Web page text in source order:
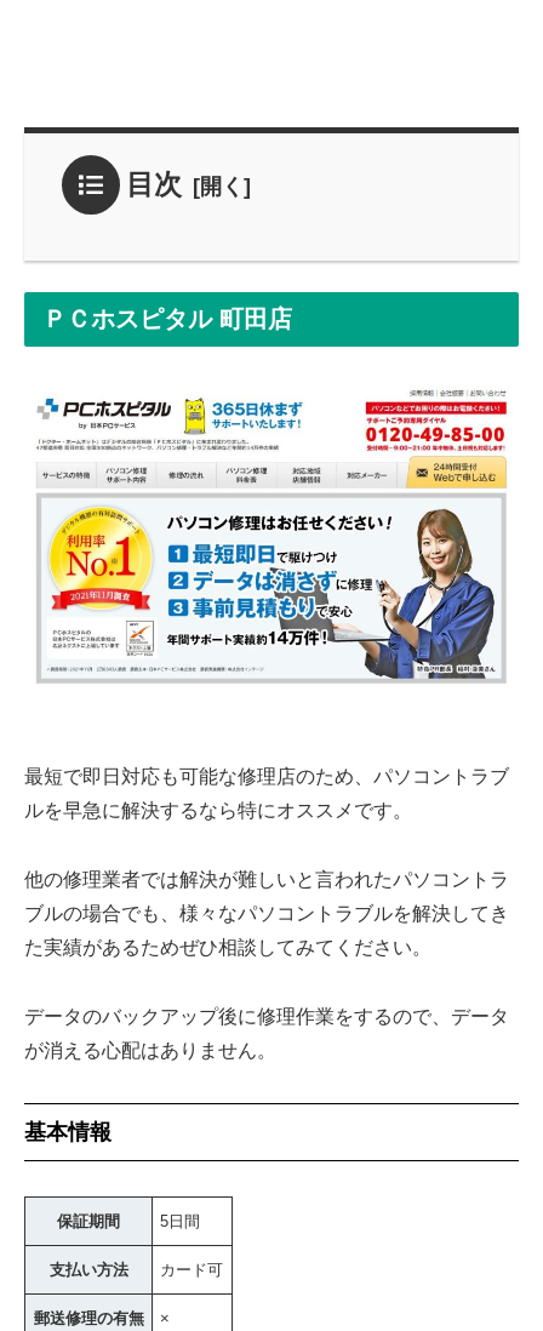
目次
ＰＣホスピタル 町田店
最短で即日対応も可能な修理店のため、パソコントラブ
ルを早急に解決するなら特にオススメです。
他の修理業者では解決が難しいと言われたパソコントラ
ブルの場合でも、様々なパソコントラブルを解決してき
た実績があるためぜひ相談してみてください。
データのバックアップ後に修理作業をするので、データ
が消える心配はありません。
基本情報
保証期間 5日間
支払い方法 カード可
郵送修理の有無 ×